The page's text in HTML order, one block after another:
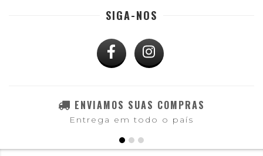
SIGA-NOS
ENVIAMOS SUAS COMPRAS
Entrega em todo o país